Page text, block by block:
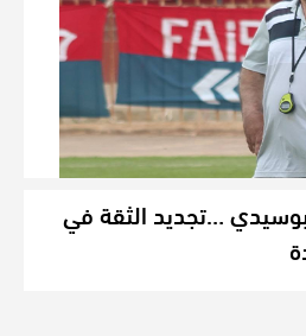
…تجديد الثقة في